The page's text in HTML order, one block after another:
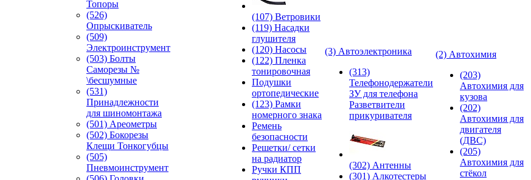
Топоры
(526)
Опрыскиватель
(509)
Электроинструмент
(503) Болты
Саморезы №
\бесшумные
(531)
Принадлежности
для шиномонтажа
(501) Ареометры
(502) Бокорезы
Клещи Тонкогубцы
(505)
Пневмоинструмент
(107) Ветровики
(119) Насадки
глушителя
(120) Насосы
(122) Пленка
тонировочная
Подушки
ортопедические
(123) Рамки
номерного знака
Ремень
безопасности
Решетки/ сетки
на радиатор
Ручки КПП
(3) Автоэлектроника
(313)
Телефонодержатели
ЗУ для телефона
Разветвители
прикуривателя
(302) Антенны
(301) Алкотестеры
(2) Автохимия
(203)
Автохимия для
кузова
(202)
Автохимия для
двигателя
(ДВС)
(205)
Автохимия для
стёкол